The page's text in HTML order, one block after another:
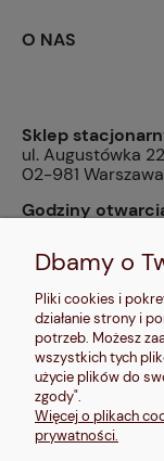
O NAS
Sklep
ul. Augustówka 22
02-981
Godziny
13:00, nd:
604 680 566,
Adres
ul. Bartycka 63A/
00-716 Warszawa
NIP: 6621635689
Dbamy o
Pliki cookies i
działanie strony i
potrzeb. Możesz
wszystkich tych
użycie plików do
zgody".
Więcej o plikach
prywatności.